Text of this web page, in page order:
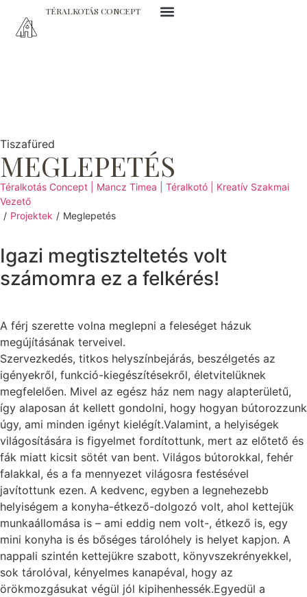
TÉRALKOTÁS CONCEPT
Tiszafüred
MEGLEPETÉS
Téralkotás Concept | Mancz Timea | Téralkotó | Kreatív Szakmai
Vezető
/ Projektek / Meglepetés
Igazi megtiszteltetés volt
számomra ez a felkérés!
A férj szerette volna meglepni a feleséget házuk
megújításának terveivel.
Szervezkedés, titkos helyszínbejárás, beszélgetés az
igényekről, funkció-kiegészítésekről, életvitelüknek
megfelelően. Mivel az egész ház nem nagy alapterületű,
így alaposan át kellett gondolni, hogy hogyan bútorozzunk
úgy, ami minden igényt kielégít.Valamint, a helyiségek
világosítására is figyelmet fordítottunk, mert az előtető és
fák miatt kicsit sötét van bent. Világos bútorokkal, fehér
falakkal, és a fa mennyezet világosra festésével
javítottunk ezen. A kedvenc, egyben a legnehezebb
helyiségem a konyha-étkező-dolgozó volt, ahol kettejük
munkaállomása is – ami eddig nem volt-, étkező is, egy
mini konyha is és bőséges tárolóhely is helyet kapjon. A
nappali szintén kettejükre szabott, könyvszekrényekkel,
sok tárolóval, kényelmes kanapéval, hogy az
örökmozgásukat végül jól kipihenhessék.Egyedül a